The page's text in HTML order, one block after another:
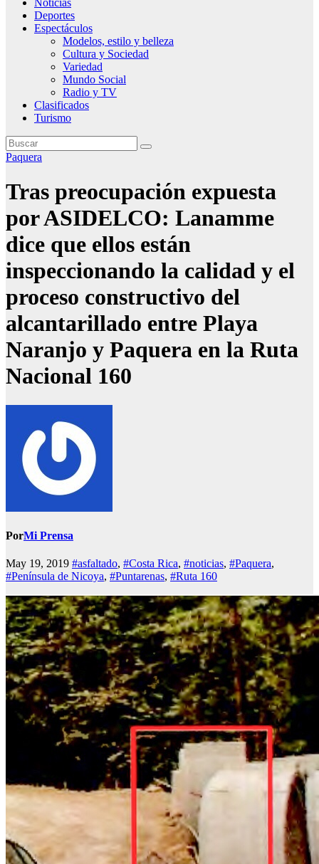
Noticias
Deportes
Espectáculos
Modelos, estilo y belleza
Cultura y Sociedad
Variedad
Mundo Social
Radio y TV
Clasificados
Turismo
Paquera
Tras preocupación expuesta
por ASIDELCO: Lanamme
dice que ellos están
inspeccionando la calidad y el
proceso constructivo del
alcantarillado entre Playa
Naranjo y Paquera en la Ruta
Nacional 160
PorMi Prensa
May 19, 2019 #asfaltado, #Costa Rica, #noticias, #Paquera,
#Península de Nicoya, #Puntarenas, #Ruta 160